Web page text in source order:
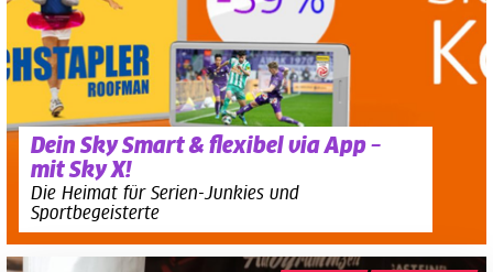
Dein Sky Smart & flexibel via App –
mit Sky X!
Die Heimat für Serien-Junkies und
Sportbegeisterte